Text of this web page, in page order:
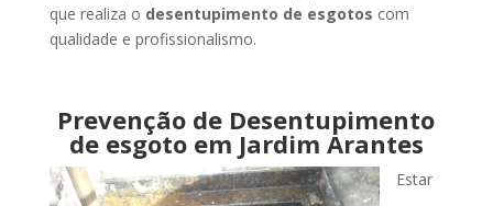
que realiza o desentupimento de esgotos com
qualidade e profissionalismo.
Prevenção de Desentupimento
de esgoto em Jardim Arantes
Estar